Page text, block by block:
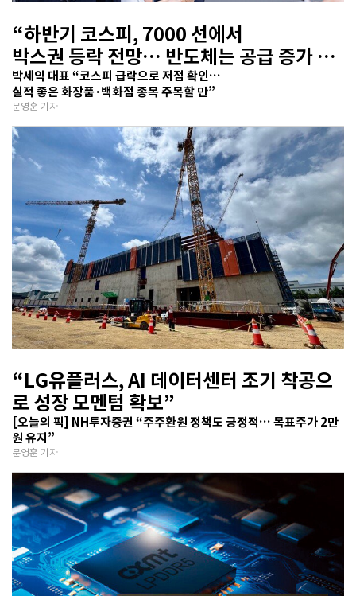
“하반기 코스피, 7000 선에서
박스권 등락 전망… 반도체는 공급 증가 선
반영 주시해야”
박세익 대표 “코스피 급락으로 저점 확인…
실적 좋은 화장품·백화점 종목 주목할 만”
문영훈 기자
“LG유플러스, AI 데이터센터 조기 착공으
로 성장 모멘텀 확보”
[오늘의 픽] NH투자증권 “주주환원 정책도 긍정적… 목표주가 2만
원 유지”
문영훈 기자